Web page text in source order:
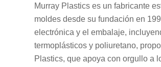
Murray Plastics es un fabricante
moldes desde su fundación en
electrónica y el embalaje,
termoplásticos y poliuretano,
Plastics, que apoya con orgullo a